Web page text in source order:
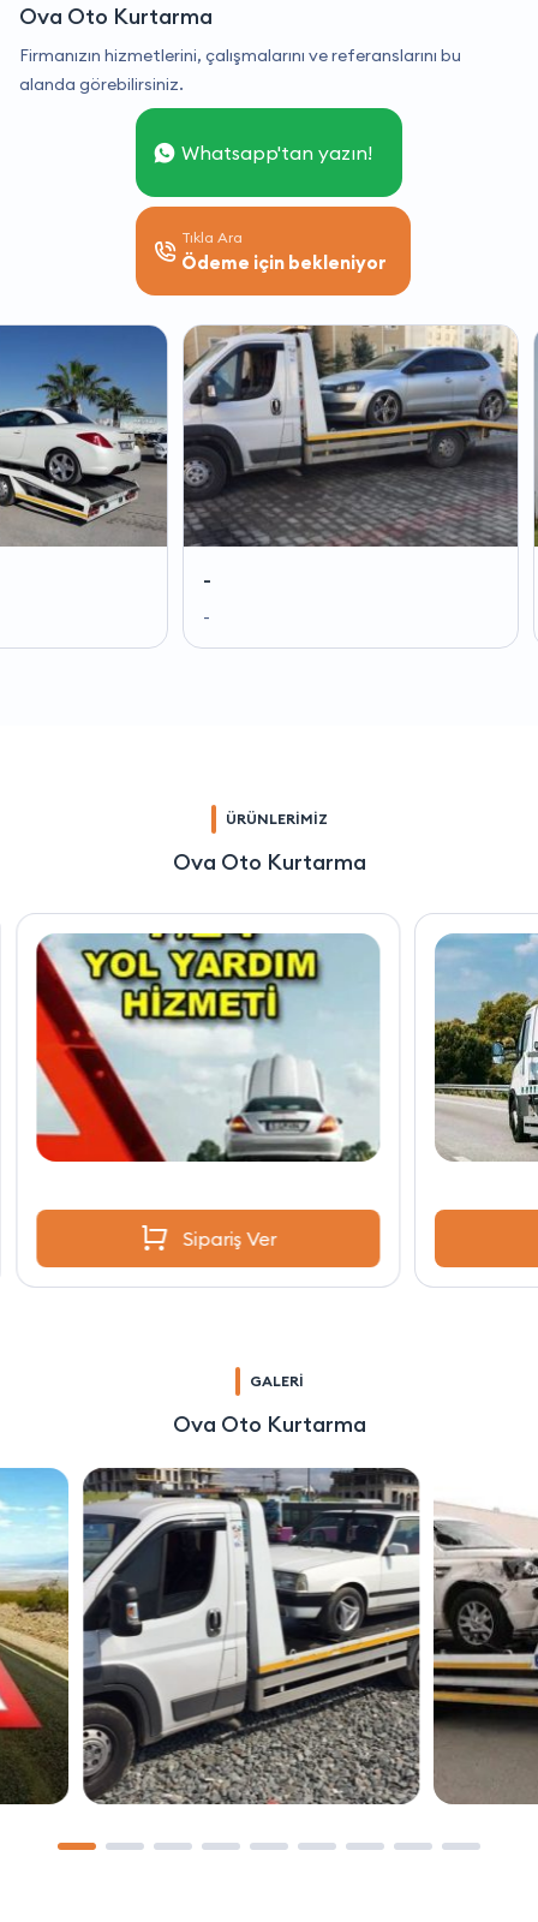
Ova Oto Kurtarma
Firmanızın hizmetlerini, çalışmalarını ve referanslarını bu
alanda görebilirsiniz.
Whatsapp'tan yazın!
Tıkla Ara
Ödeme için bekleniyor
ÜRÜNLERİMİZ
Ova Oto Kurtarma
Sipariş Ver
GALERİ
Ova Oto Kurtarma